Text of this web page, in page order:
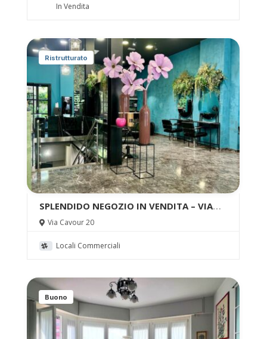
In Vendita
Ristrutturato
SPLENDIDO NEGOZIO IN VENDITA – VIA
CAVOUR, BODONI – CENTRO
Via Cavour 20
Locali Commerciali
Buono